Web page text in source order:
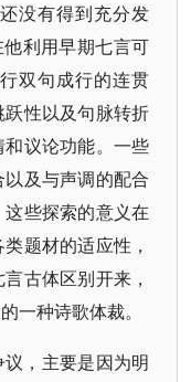
没有得到充分发
利用早期七言可
双句成行的连贯
性以及句脉转折
议论功能。一些
及与声调的配合
些探索的意义在
题材的适应性，
古体区别开来，
一种诗歌体裁。
，主要是因为明